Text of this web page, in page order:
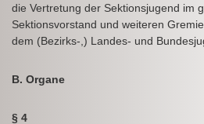
die Vertretung der Sektionsjugend im
Sektionsvorstand und weiteren
dem (Bezirks-,) Landes- und
B. Organe
§ 4